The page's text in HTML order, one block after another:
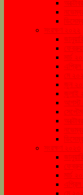
সংরক্ষণ ২০২২
মার্চ
মে
জুন
জুলাই
আগস্ট
সংরক্ষণ ২০২৩
মার্চ